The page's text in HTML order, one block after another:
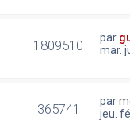
1809510 par
mar.
365741 par
jeu.